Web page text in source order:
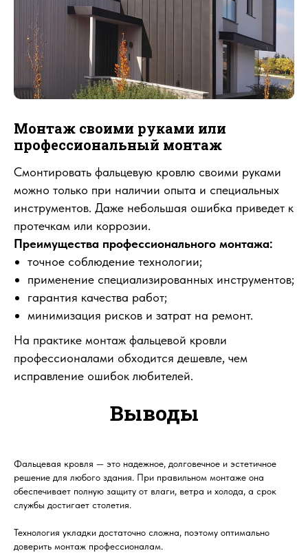
Монтаж своими руками или
профессиональный монтаж
Смонтировать фальцевую кровлю своими руками
можно только при наличии опыта и специальных
инструментов. Даже небольшая ошибка приведет к
протечкам или коррозии.
Преимущества профессионального монтажа:
точное соблюдение технологии;
применение специализированных инструментов;
гарантия качества работ;
минимизация рисков и затрат на ремонт.
На практике монтаж фальцевой кровли
профессионалами обходится дешевле, чем
исправление ошибок любителей.
Выводы
Фальцевая кровля — это надежное, долговечное и эстетичное
решение для любого здания. При правильном монтаже она
обеспечивает полную защиту от влаги, ветра и холода, а срок
службы достигает столетия.
Технология укладки достаточно сложна, поэтому оптимально
доверить монтаж профессионалам.